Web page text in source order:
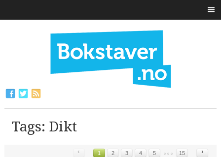
Tags: Dikt
‹ 1 2 3 4 5 15 ›